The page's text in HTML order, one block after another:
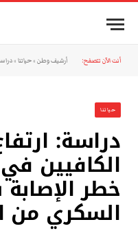
أنت الآن تتصفح: أرشيف وطن »حياتنا »دراسة:
حياتنا
دراسة:
الكافيين
خطر
السكري من